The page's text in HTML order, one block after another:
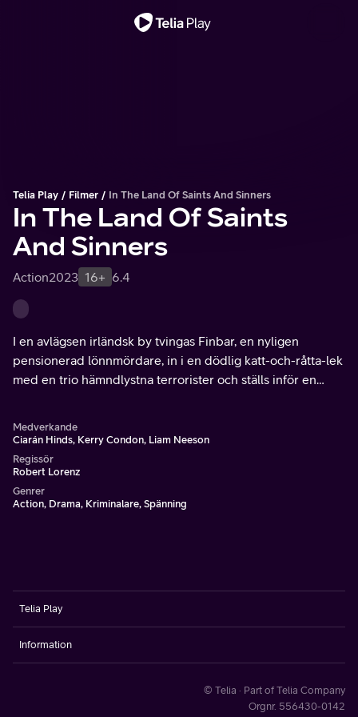
Telia Play Filmer In The Land Of Saints And Sinners
In The Land Of Saints
And Sinners
Action2023 16+ 6.4
I en avlägsen irländsk by tvingas Finbar, en nyligen
pensionerad lönnmördare, in i en dödlig katt-och-råtta-lek
med en trio hämndlystna terrorister och ställs inför en
Medverkande
Ciarán Hinds, Kerry Condon, Liam Neeson
Regissör
Robert Lorenz
Genrer
Action, Drama, Kriminalare, Spänning
Telia Play
Information
© Telia · Part of Telia Company
Orgnr. 556430-0142